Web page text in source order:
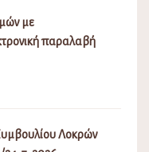
με
παραλαβή
Λοκρών